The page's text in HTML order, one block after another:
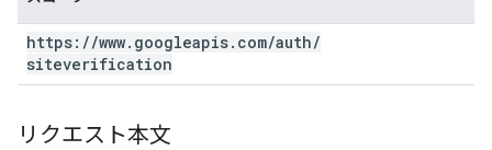
https: //www. googleapis. com/auth/
siteverification
リクエスト本文